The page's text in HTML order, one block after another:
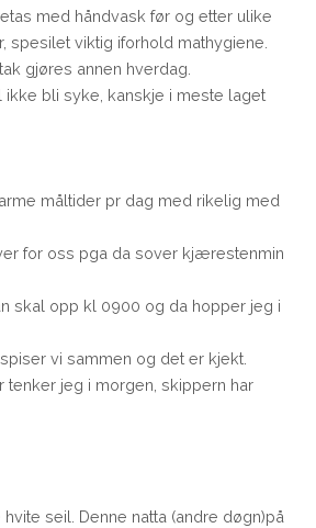
med håndvask før og etter ulike
spesilet viktig iforhold mathygiene.
gjøres annen hverdag.
ikke bli syke, kanskje i meste laget
måltider pr dag med rikelig med
for oss pga da sover kjærestenmin
skal opp kl 0900 og da hopper jeg i
vi sammen og det er kjekt.
tenker jeg i morgen, skippern har
seil. Denne natta (andre døgn)på